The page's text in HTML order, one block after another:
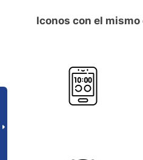
Iconos con el